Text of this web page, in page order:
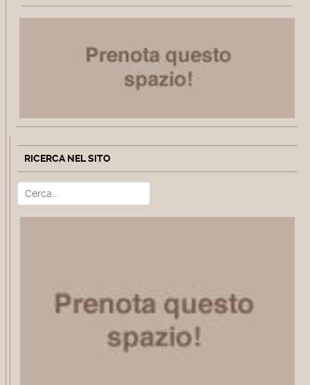
RICERCA NEL SITO
Cerca Type 2 or more characters for